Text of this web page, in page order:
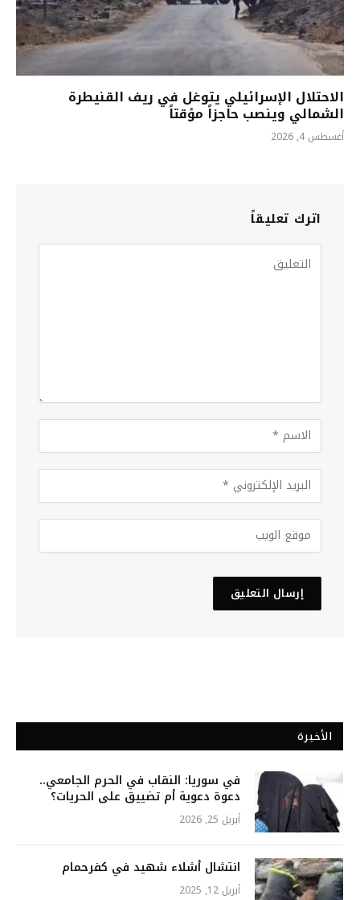
الاحتلال الإسرائيلي يتوغل في ريف القنيطرة
الشمالي وينصب حاجزاً مؤقتاً
أغسطس 4, 2026
اترك تعليقاً
الأخيرة
في سوريا: النقاب في الحرم الجامعي..
دعوة دعوية أم تضييق على الحريات؟
أبريل 25, 2026
انتشال أشلاء شهيد في كفرحمام
أبريل 12, 2025